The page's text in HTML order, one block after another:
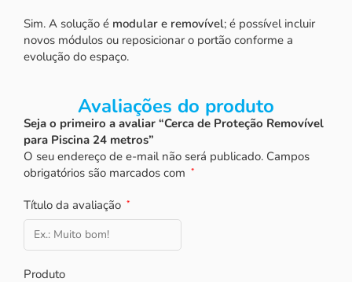
Sim. A solução é modular e removível; é possível incluir
novos módulos ou reposicionar o portão conforme a
evolução do espaço.
Avaliações do produto
Seja o primeiro a avaliar “Cerca de Proteção Removível
para Piscina 24 metros”
O seu endereço de e-mail não será publicado. Campos
obrigatórios são marcados com *
Título da avaliação *
Produto